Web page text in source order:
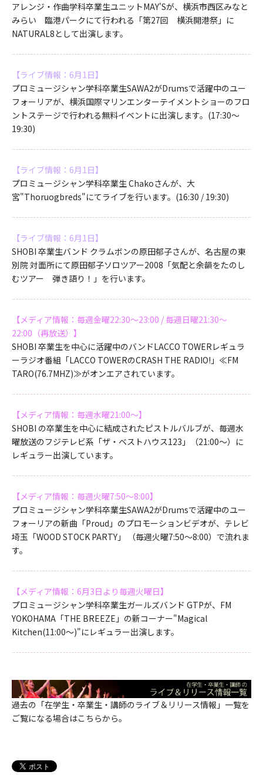
アレンジ・作曲学科卒業生ユニットMAY'Sが、横浜市西区みなと
みらい 臨港パークにて行われる「第27回 横浜開港祭」に
NATURAL8として出演します。
【ライブ情報：6月1日】
プロミュージシャン学科卒業生SAWA2がDrumsで活躍中のユー
フォーリアが、横浜国際マリンエンターテイメントショーのフロ
ントステージで行われる無料イベントに出演します。(17:30～
19:30)
【ライブ情報：6月1日】
プロミュージシャン学科卒業生 Chakoさんが、大
宮"Thoruogbreds"にてライブを行います。(16:30 / 19:30)
【ライブ情報：6月1日】
SHOBI 卒業生バンド クラムボンの原田郁子さんが、名古屋の東
別院 対面所にて原田郁子ソロツアー2008「気配と余韻をたのし
むツアー 弾き語り！」を行います。
【メディア情報：毎週金曜22:30～23:00 / 毎週日曜21:30～
22:00（再放送）】
SHOBI 卒業生を中心に活躍中のバンドLACCO TOWERレギュラ
ーラジオ番組「LACCO TOWERのCRASH THE RADIO!」≪FM
TARO(76.7MHZ)≫がオンエアされています。
【メディア情報：毎週水曜21:00～】
SHOBI の卒業生を中心に結成されたピストルバルブが、毎週水
曜放送のフジテレビ系「ザ・ベストハウス123」（21:00～）に
レギュラー出演しています。
【メディア情報：毎週火曜7:50～8:00】
プロミュージシャン学科卒業生SAWA2がDrumsで活躍中のユー
フォーリアの新曲「Proud」のプロモーションビデオが、テレビ
埼玉「WOOD STOCK PARTY」 （毎週火曜7:50～8:00）で流れま
す。
【メディア情報：6月3日より毎週火曜日】
プロミュージシャン学科卒業生ガールズバンド GTPが、FM
YOKOHAMA「THE BREEZE」の新コーナー"Magical
Kitchen(11:00～)"にレギュラー出演します。
過去の「在学生・卒業生・講師のライブ＆リリース情報」一覧を
ご覧になる場合はこちらから。